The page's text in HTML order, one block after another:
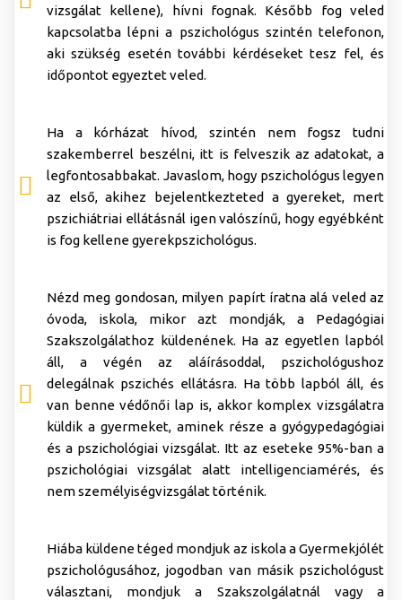
vizsgálat kellene), hívni fognak. Később fog veled
kapcsolatba lépni a pszichológus szintén telefonon,
aki szükség esetén további kérdéseket tesz fel, és
időpontot egyeztet veled.
Ha a kórházat hívod, szintén nem fogsz tudni
szakemberrel beszélni, itt is felveszik az adatokat, a
legfontosabbakat. Javaslom, hogy pszichológus legyen
az első, akihez bejelentkezteted a gyereket, mert
pszichiátriai ellátásnál igen valószínű, hogy egyébként
is fog kellene gyerekpszichológus.
Nézd meg gondosan, milyen papírt íratna alá veled az
óvoda, iskola, mikor azt mondják, a Pedagógiai
Szakszolgálathoz küldenének. Ha az egyetlen lapból
áll, a végén az aláírásoddal, pszichológushoz
delegálnak pszichés ellátásra. Ha több lapból áll, és
van benne védőnői lap is, akkor komplex vizsgálatra
küldik a gyermeket, aminek része a gyógypedagógiai
és a pszichológiai vizsgálat. Itt az eseteke 95%-ban a
pszichológiai vizsgálat alatt intelligenciamérés, és
nem személyiségvizsgálat történik.
Hiába küldene téged mondjuk az iskola a Gyermekjólét
pszichológusához, jogodban van másik pszichológust
választani, mondjuk a Szakszolgálatnál vagy a